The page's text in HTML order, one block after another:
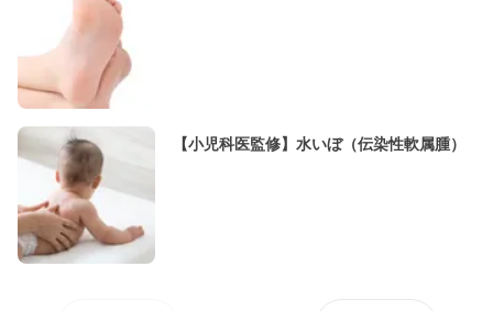
【小児科医監修】水いぼ（伝染性軟属腫）